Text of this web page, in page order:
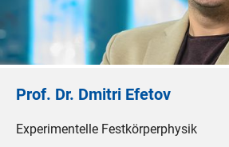
Prof. Dr. Dmitri Efetov
Experimentelle Festkörperphysik